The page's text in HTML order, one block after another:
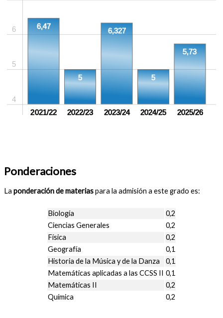
4
5
6 6,47
5
6,327
5
5,73
2021/22 2022/23 2023/24 2024/25 2025/26
Ponderaciones
La ponderación de materiaspara la admisión a este grado es:
Biología
0,2
Ciencias Generales
0,2
Física
0,2
Geografía
0,1
Historia de la Música y de la Danza
0,1
Matemáticas aplicadas a las CCSS II 0,1
Matemáticas II
0,2
Química
0,2